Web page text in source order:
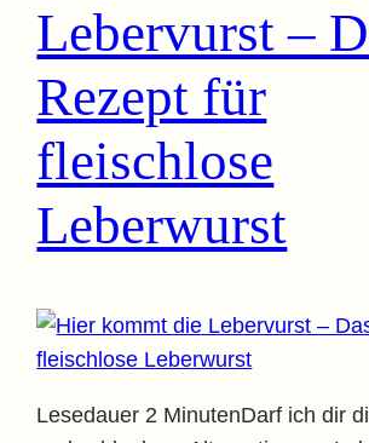
Lebervurst –
Rezept für
fleischlose
Leberwurst
Lesedauer 2 MinutenDarf ich dir